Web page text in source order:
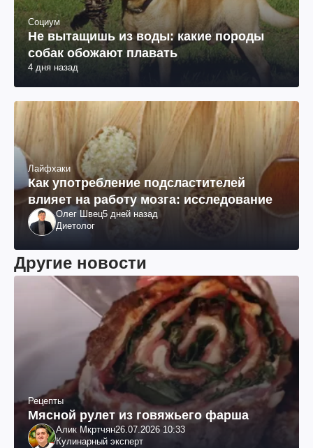
Социум
Не вытащишь из воды: какие породы
собак обожают плавать
4 дня назад
Лайфхаки
Как употребление подсластителей
влияет на работу мозга: исследование
Олег Швец5 дней назад
Диетолог
Другие новости
Рецепты
Мясной рулет из говяжьего фарша
Алик Мкртчян26.07.2026 10:33
Кулинарный эксперт